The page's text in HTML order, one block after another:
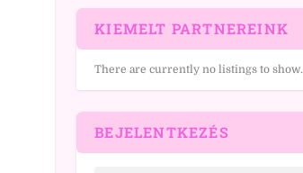
KIEMELT PARTNEREINK
There are currently no listings to show.
BEJELENTKEZÉS